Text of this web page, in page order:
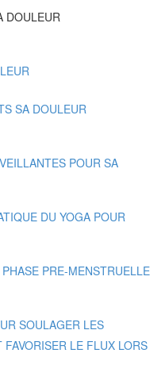
DOULEUR
SA DOULEUR
POUR SA
DU YOGA POUR
PRE-MENSTRUELLE
SOULAGER LES
LE FLUX LORS